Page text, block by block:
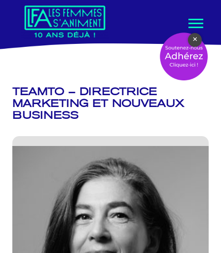
contenu
TEAMTO – DIRECTRICE
MARKETING ET NOUVEAUX
BUSINESS
×